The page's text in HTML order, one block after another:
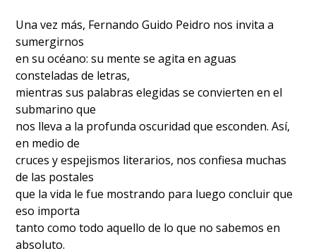
Una vez más, Fernando Guido Peidro nos invita a
sumergirnos
en su océano: su mente se agita en aguas
consteladas de letras,
mientras sus palabras elegidas se convierten en el
submarino que
nos lleva a la profunda oscuridad que esconden. Así,
en medio de
cruces y espejismos literarios, nos confiesa muchas
de las postales
que la vida le fue mostrando para luego concluir que
eso importa
tanto como todo aquello de lo que no sabemos en
absoluto.